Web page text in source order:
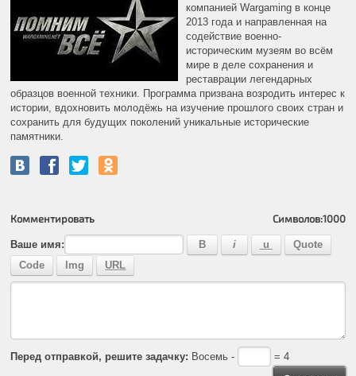
компанией Wargaming в конце
2013 года и направленная на
содействие военно-
историческим музеям во всём
мире в деле сохранения и
реставрации легендарных
образцов военной техники. Программа призвана возродить интерес к
истории, вдохновить молодёжь на изучение прошлого своих стран и
сохранить для будущих поколений уникальные исторические
памятники.
Комментировать Символов:1000
Ваше имя:
Перед отправкой, решите задачку: Восемь - = 4